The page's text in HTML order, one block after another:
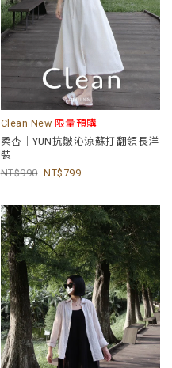
Clean New 限量預購
柔杏｜YUN抗皺沁涼蘇打翻領長洋
裝
990
799